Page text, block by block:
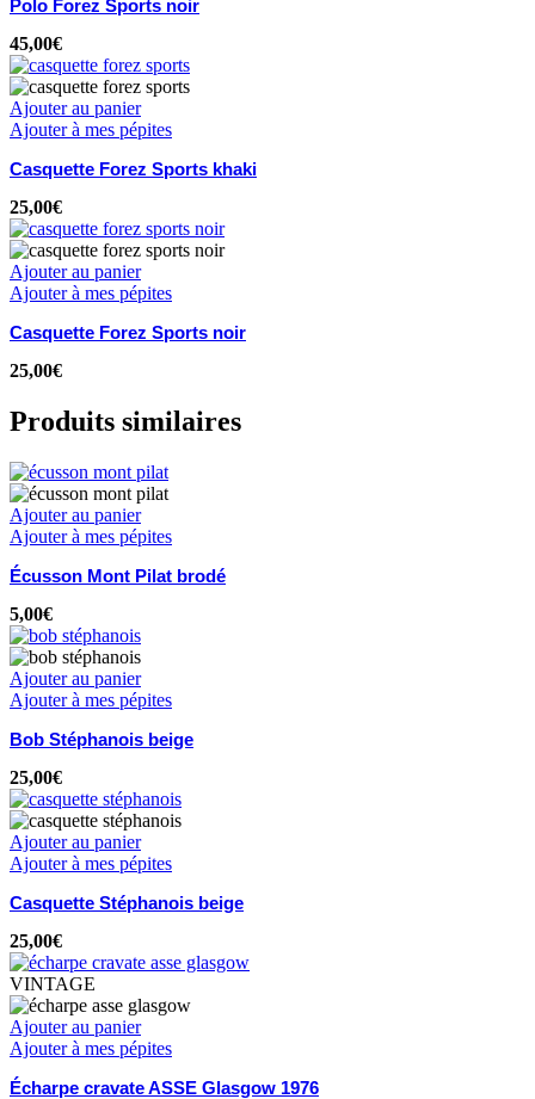
Polo Forez Sports noir
45,00€
Ajouter au panier
Ajouter à mes pépites
Casquette Forez Sports khaki
25,00€
Ajouter au panier
Ajouter à mes pépites
Casquette Forez Sports noir
25,00€
Produits similaires
Ajouter au panier
Ajouter à mes pépites
Écusson Mont Pilat brodé
5,00€
Ajouter au panier
Ajouter à mes pépites
Bob Stéphanois beige
25,00€
Ajouter au panier
Ajouter à mes pépites
Casquette Stéphanois beige
25,00€
VINTAGE
Ajouter au panier
Ajouter à mes pépites
Écharpe cravate ASSE Glasgow 1976